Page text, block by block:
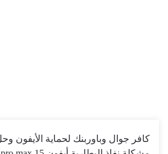
كافر جوال وباوربنك لحماية الأيفون